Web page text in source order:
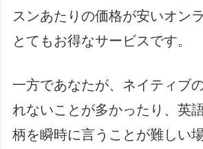
スンあたりの価格が安いオン
とてもお得なサービスです。
一方であなたが、ネイティブ
れないことが多かったり、英
柄を瞬時に言うことが難しい